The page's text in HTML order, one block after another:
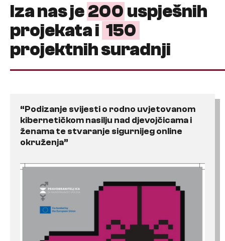
Iza nas je200 uspješnih
projekata i 150
projektnih suradnji
“Podizanje svijesti o rodno uvjetovanom
kibernetičkom nasilju nad djevojčicama i
ženama te stvaranje sigurnijeg online
okruženja”